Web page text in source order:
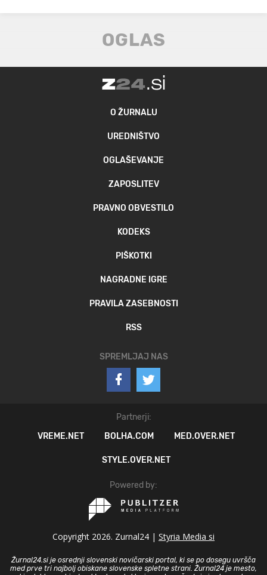
O ŽURNALU
UREDNIŠTVO
OGLAŠEVANJE
ZAPOSLITEV
PRAVNO OBVESTILO
KODEKS
PIŠKOTKI
NAGRADNE IGRE
PRAVILA ZASEBNOSTI
RSS
SPREMLJAJ NAS
Partnerji:
VREME.NET
BOLHA.COM MED.OVER.NET
STYLE.OVER.NET
Powered by:
Copyright 2026. Zurnal24 | Styria Media si
Žurnal24.si je osrednji slovenski novičarski portal, ki se po dosegu uvršča
med prve tri najbolj obiskane slovenske spletne strani. Žurnal24 je mesto,